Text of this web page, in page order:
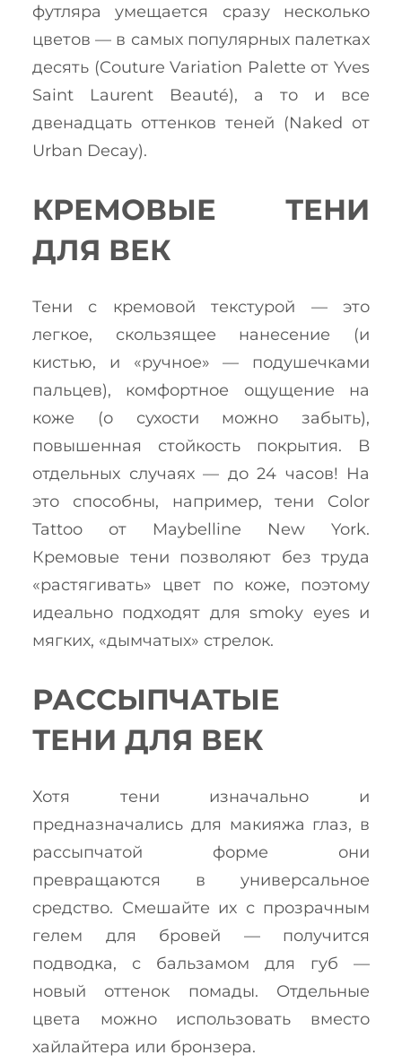
футляра умещается сразу несколько
цветов — в самых популярных палетках
десять (Couture Variation Palette от Yves
Saint Laurent Beauté), а то и все
двенадцать оттенков теней (Naked от
Urban Decay).
КРЕМОВЫЕ ТЕНИ
ДЛЯ ВЕК
Тени с кремовой текстурой — это
легкое, скользящее нанесение (и
кистью, и «ручное» — подушечками
пальцев), комфортное ощущение на
коже (о сухости можно забыть),
повышенная стойкость покрытия. В
отдельных случаях — до 24 часов! На
это способны, например, тени Color
Tattoo от Maybelline New York.
Кремовые тени позволяют без труда
«растягивать» цвет по коже, поэтому
идеально подходят для smoky eyes и
мягких, «дымчатых» стрелок.
РАССЫПЧАТЫЕ
ТЕНИ ДЛЯ ВЕК
Хотя тени изначально и
предназначались для макияжа глаз, в
рассыпчатой форме они
превращаются в универсальное
средство. Смешайте их с прозрачным
гелем для бровей — получится
подводка, с бальзамом для губ —
новый оттенок помады. Отдельные
цвета можно использовать вместо
хайлайтера или бронзера.